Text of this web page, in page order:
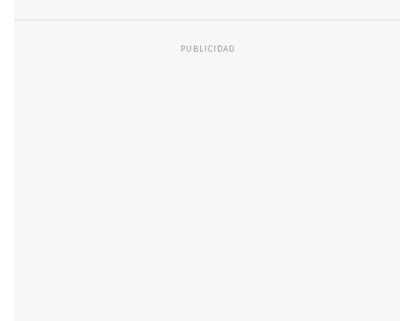
PUBLICIDAD